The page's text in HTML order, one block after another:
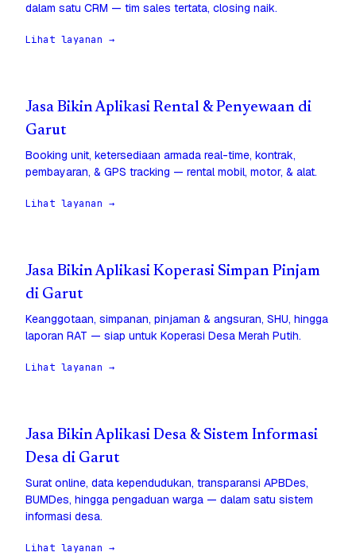
dalam satu CRM — tim sales tertata, closing naik.
Lihat layanan →
Jasa Bikin Aplikasi Rental & Penyewaan di
Garut
Booking unit, ketersediaan armada real-time, kontrak,
pembayaran, & GPS tracking — rental mobil, motor, & alat.
Lihat layanan →
Jasa Bikin Aplikasi Koperasi Simpan Pinjam
di Garut
Keanggotaan, simpanan, pinjaman & angsuran, SHU, hingga
laporan RAT — siap untuk Koperasi Desa Merah Putih.
Lihat layanan →
Jasa Bikin Aplikasi Desa & Sistem Informasi
Desa di Garut
Surat online, data kependudukan, transparansi APBDes,
BUMDes, hingga pengaduan warga — dalam satu sistem
informasi desa.
Lihat layanan →